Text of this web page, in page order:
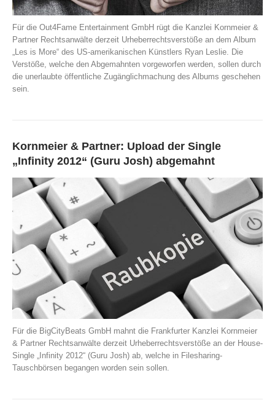
Für die Out4Fame Entertainment GmbH rügt die Kanzlei Kornmeier &
Partner Rechtsanwälte derzeit Urheberrechtsverstöße an dem Album
„Les is More“ des US-amerikanischen Künstlers Ryan Leslie. Die
Verstöße, welche den Abgemahnten vorgeworfen werden, sollen durch
die unerlaubte öffentliche Zugänglichmachung des Albums geschehen
sein.
Kornmeier & Partner: Upload der Single
„Infinity 2012“ (Guru Josh) abgemahnt
Für die BigCityBeats GmbH mahnt die Frankfurter Kanzlei Kornmeier
& Partner Rechtsanwälte derzeit Urheberrechtsverstöße an der House-
Single „Infinity 2012“ (Guru Josh) ab, welche in Filesharing-
Tauschbörsen begangen worden sein sollen.